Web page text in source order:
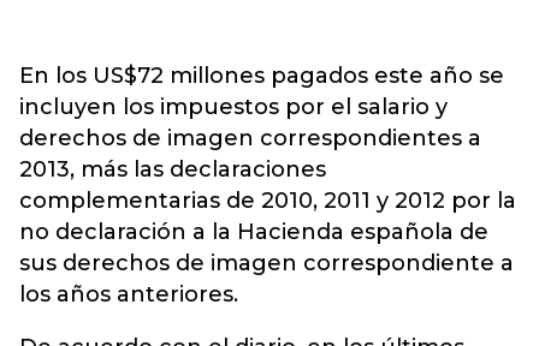
En los US$72 millones pagados este año se
incluyen los impuestos por el salario y
derechos de imagen correspondientes a
2013, más las declaraciones
complementarias de 2010, 2011 y 2012 por la
no declaración a la Hacienda española de
sus derechos de imagen correspondiente a
los años anteriores.